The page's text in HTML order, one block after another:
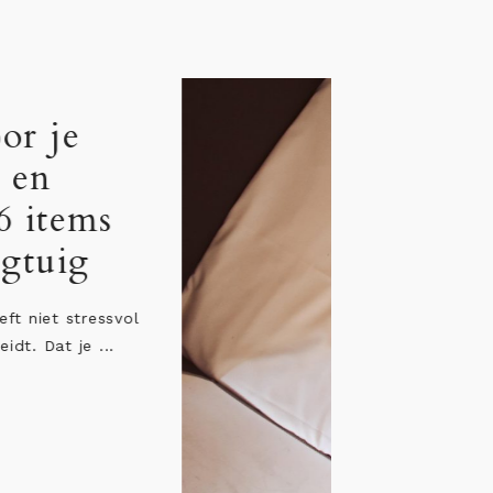
Jetlag bij baby: 12
persoonlijke tips &
adviezen
“Ik wil heel graag een verre reis maken,
ben zo bang voor de jetlag van de baby”.
LEES HET BERICHT